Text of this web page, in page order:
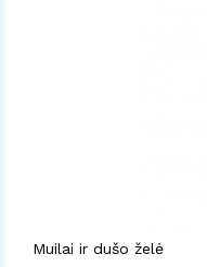
Muilai ir dušo želė